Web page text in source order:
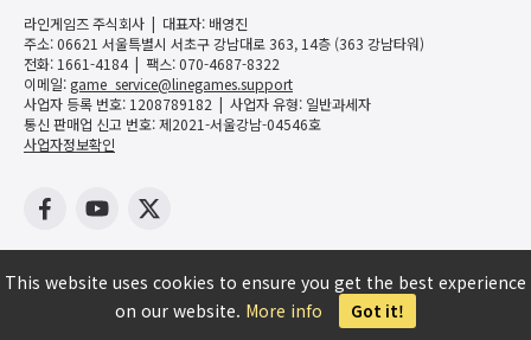
라인게임즈 주식회사
대표자: 배영진
주소: 06621 서울특별시 서초구 강남대로 363, 14층 (363 강남타워)
전화: 1661-4184
팩스: 070-4687-8322
이메일: game_service@linegames.support
사업자 등록 번호: 1208789182
사업자 유형: 일반과세자
통신 판매업 신고 번호: 제2021-서울강남-04546호
사업자정보확인
This website uses cookies to ensure you get the best experience
on our website. More info Got it!